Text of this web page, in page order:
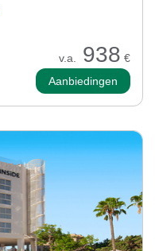
v.a. 938 €
Aanbiedingen